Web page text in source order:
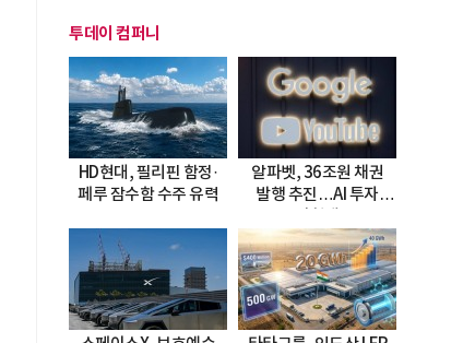
투데이 컴퍼니
HD현대, 필리핀 함정·
페루 잠수함 수주 유력
알파벳, 36조원 채권
발행 추진…AI 투자